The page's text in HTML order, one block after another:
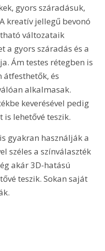
gyors száradásuk,
kreatív jellegű bevonó
változataik
a gyors száradás és a
Ám testes rétegben is
és
alkalmasak.
keverésével pedig
is lehetővé teszik.
széles a színválaszték
akár 3D-hatású
teszik. Sokan saját